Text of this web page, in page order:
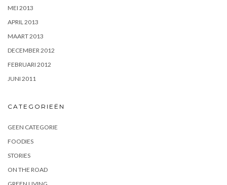
MEI 2013
APRIL 2013
MAART 2013
DECEMBER 2012
FEBRUARI 2012
JUNI 2011
CATEGORIEËN
GEEN CATEGORIE
FOODIES
STORIES
ON THE ROAD